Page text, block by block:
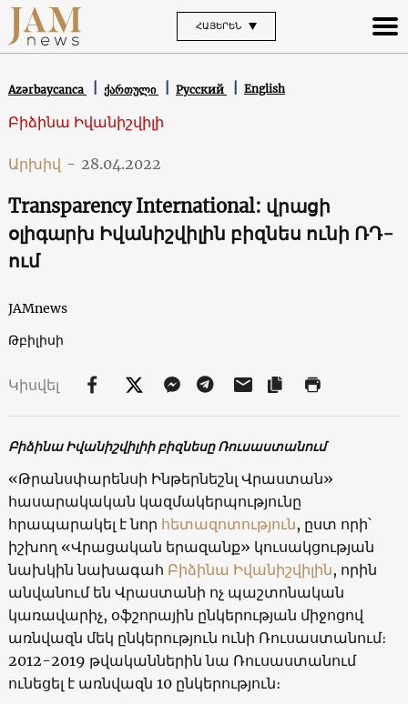
ՀԱՅԵՐԵՆ
Azərbaycanca ქართული Русский English
Բիձինա Իվանիշվիլի
Արխիվ - 28.04.2022
Transparency International: վրացի
օլիգարխ Իվանիշվիլին բիզնես ունի ՌԴ-
ում
JAMnews
Թբիլիսի
Կիսվել
Բիձինա Իվանիշվիլիի բիզնեսը Ռուսաստանում
«Թրանսփարենսի Ինթերնեշնլ Վրաստան»
հասարակական կազմակերպությունը
հրապարակել է նոր հետազոտություն, ըստ որի՝
իշխող «Վրացական երազանք» կուսակցության
նախկին նախագահ Բիձինա Իվանիշվիլին, որին
անվանում են Վրաստանի ոչ պաշտոնական
կառավարիչ, օֆշորային ընկերության միջոցով
առնվազն մեկ ընկերություն ունի Ռուսաստանում։
2012-2019 թվականներին նա Ռուսաստանում
ունեցել է առնվազն 10 ընկերություն։